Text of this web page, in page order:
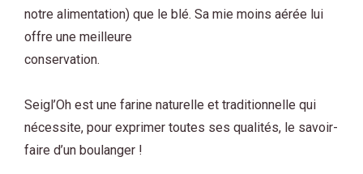
notre alimentation) que le blé. Sa mie moins aérée lui
offre une meilleure
conservation.
Seigl’Oh est une farine naturelle et traditionnelle qui
nécessite, pour exprimer toutes ses qualités, le savoir-
faire d’un boulanger !